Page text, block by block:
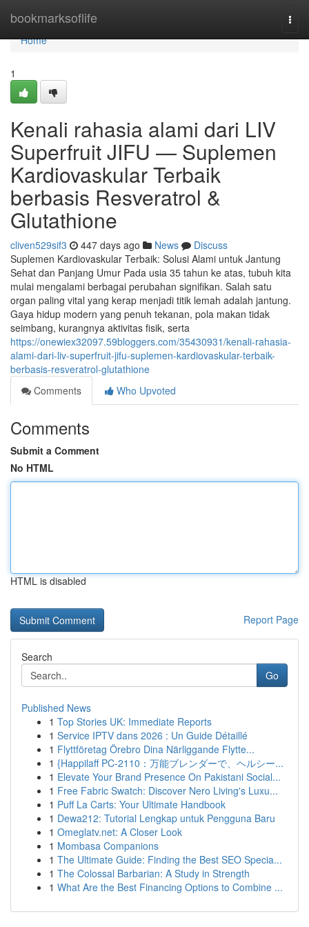
bookmarksoflife
Home
Home
1
Kenali rahasia alami dari LIV
Superfruit JIFU — Suplemen
Kardiovaskular Terbaik
berbasis Resveratrol &
Glutathione
cliven529sif3 447 days ago News
Discuss
Suplemen Kardiovaskular Terbaik: Solusi Alami untuk Jantung
Sehat dan Panjang Umur Pada usia 35 tahun ke atas, tubuh kita
mulai mengalami berbagai perubahan signifikan. Salah satu
organ paling vital yang kerap menjadi titik lemah adalah jantung.
Gaya hidup modern yang penuh tekanan, pola makan tidak
seimbang, kurangnya aktivitas fisik, serta
https://onewiex32097.59bloggers.com/35430931/kenali-rahasia-
alami-dari-liv-superfruit-jifu-suplemen-kardiovaskular-terbaik-
berbasis-resveratrol-glutathione
Comments
Who Upvoted
Comments
Submit a Comment
No HTML
HTML is disabled
Report Page
Search
Go
Published News
1 Top Stories UK: Immediate Reports
1 Service IPTV dans 2026 : Un Guide Détaillé
1 Flyttföretag Örebro Dina Närliggande Flytte...
1 {Happilaff PC-2110：万能ブレンダーで、ヘルシー...
1 Elevate Your Brand Presence On Pakistani Social...
1 Free Fabric Swatch: Discover Nero Living's Luxu...
1 Puff La Carts: Your Ultimate Handbook
1 Dewa212: Tutorial Lengkap untuk Pengguna Baru
1 Omeglatv.net: A Closer Look
1 Mombasa Companions
1 The Ultimate Guide: Finding the Best SEO Specia...
1 The Colossal Barbarian: A Study in Strength
1 What Are the Best Financing Options to Combine ...